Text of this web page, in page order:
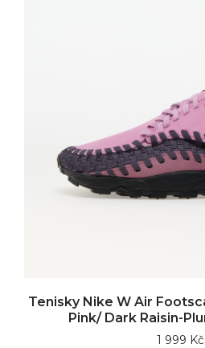
Tenisky Nike W Air
Pink/ Dark Raisin-
1 999 Kč